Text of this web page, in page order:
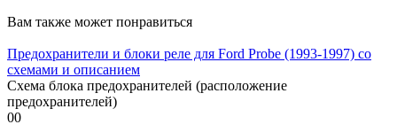
Вам также может понравиться
Предохранители и блоки реле для Ford Probe (1993-1997) со
схемами и описанием
Схема блока предохранителей (расположение
предохранителей)
00